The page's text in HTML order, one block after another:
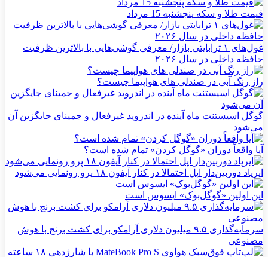
قیمت طلا و سکه پنجشنبه 15 مرداد
غول‌های ۱ ترابایتی بازار/ معرفی گوشی‌هایی با بالاترین ظرفیت
حافظه داخلی در سال ۲۰۲۶
راز رنگ آبی در صندلی های هواپیما چیست؟
گوگل اسیستنت ماه آینده در اندروید غیرفعال و جمینای جایگزین آن
می‌شود
آیا واقعاً دوران «گوگل کردن» تمام شده است؟
ایرپاد دوربین‌دار اپل احتمالا در کنار آیفون ۱۸ پرو رونمایی می‌شود
این اولین «گوگل‌بوک» ایسوس است
سرمایه‌گذاری ۹.۵ میلیون دلاری آرامکو برای کشت برنج با هوش
مصنوعی